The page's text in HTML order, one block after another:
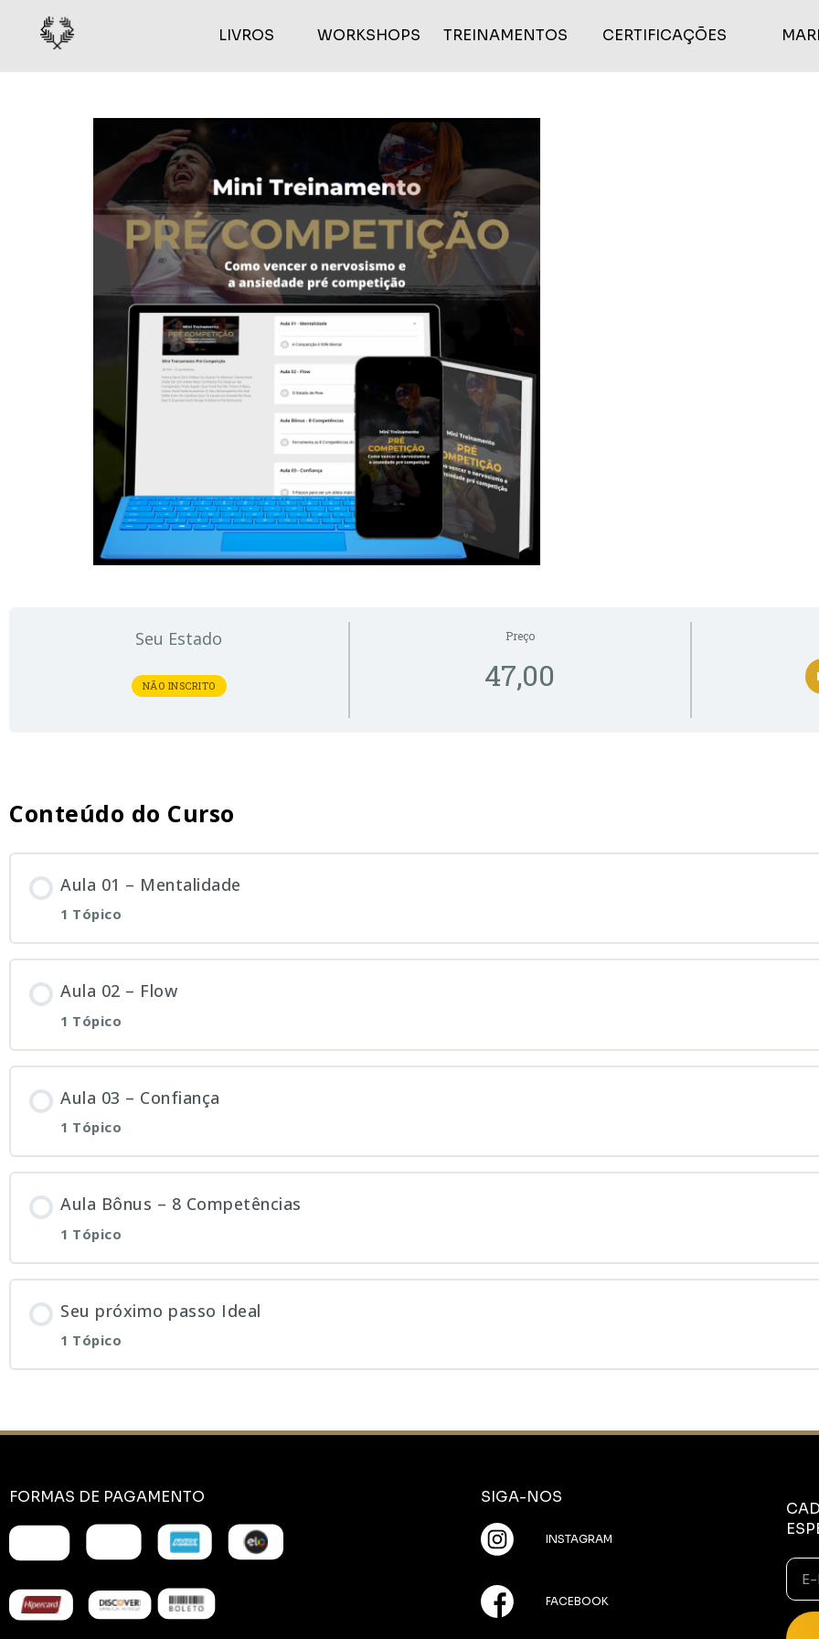
LIVROS WORKSHOPS TREINAMENTOS CERTIFICAÇÕES
Seu Estado
NÃO INSCRITO
Preço
47,00
Conteúdo do Curso
Aula 01 – Mentalidade
1 Tópico
Aula 02 – Flow
1 Tópico
Aula 03 – Confiança
1 Tópico
Aula Bônus – 8 Competências
1 Tópico
Seu próximo passo Ideal
1 Tópico
FORMAS DE PAGAMENTO SIGA-NOS
INSTAGRAM
FACEBOOK